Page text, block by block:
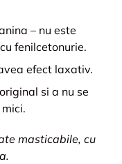
– nu este
fenilcetonurie.
efect laxativ.
si a nu se
masticabile, cu